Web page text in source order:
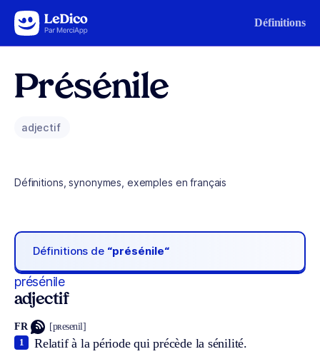
Aller au contenu Définitions
Présénile
adjectif
Définitions, synonymes, exemples en français
Définitions de “présénile“
présénile
adjectif
FR [pʀesenil]
Relatif à la période qui précède la sénilité.
1